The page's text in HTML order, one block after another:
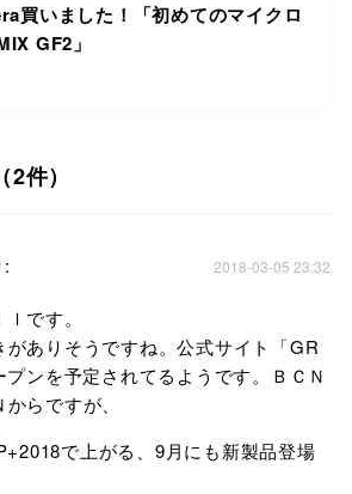
買いました！「初めてのマイクロ
GF2」
件）
: 2018-03-05 23:32
です。
がありそうですね。公式サイト「GR
ンを予定されてるようです。ＢＣＮ
らですが、
で上がる、9月にも新製品登場